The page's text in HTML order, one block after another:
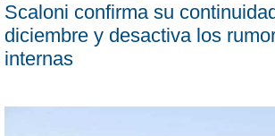
Scaloni confirma su
diciembre y desactiva los
internas